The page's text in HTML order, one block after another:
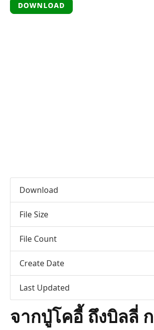
DOWNLOAD
Download
File Size
File Count
Create Date
Last Updated
จากปู่โคอี้ ถึงบิลลี่